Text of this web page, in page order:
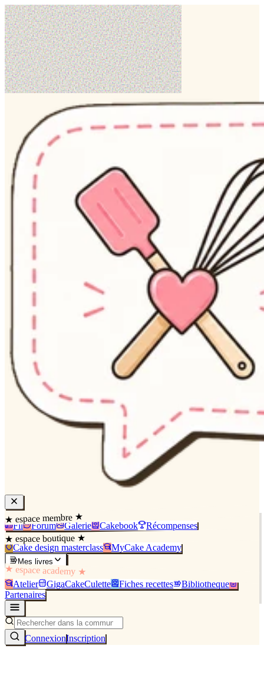
★ espace membre ★
Fil Forum Galerie Cakebook Récompenses
★ espace boutique ★
Cake design masterclass MyCake Academy
Mes livres
★ espace academy ★
Atelier GigaCakeCulette Fiches recettes
Bibliothèque
Partenaires
ConnexionInscription